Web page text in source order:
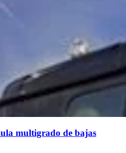
multigrado de bajas